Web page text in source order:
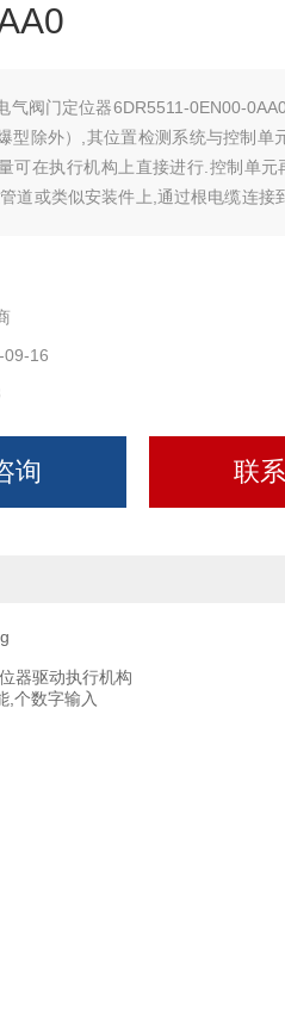
气阀门定位器6DR5511-0EN00-
型除外）,其位置检测系统与控制单
可在执行机构上直接进行.控制单元
道或类似安装件上,通过根电缆连接
09-16
询 联
器驱动执行机构
,个数字输入